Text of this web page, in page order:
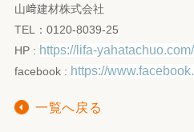
山﨑建材株式会社
TEL：0120-8039-25
HP : https://lifa-yahatachuo.com/
facebook : https://
一覧へ戻る